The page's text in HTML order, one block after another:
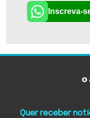
Inscreva-
Quer receber